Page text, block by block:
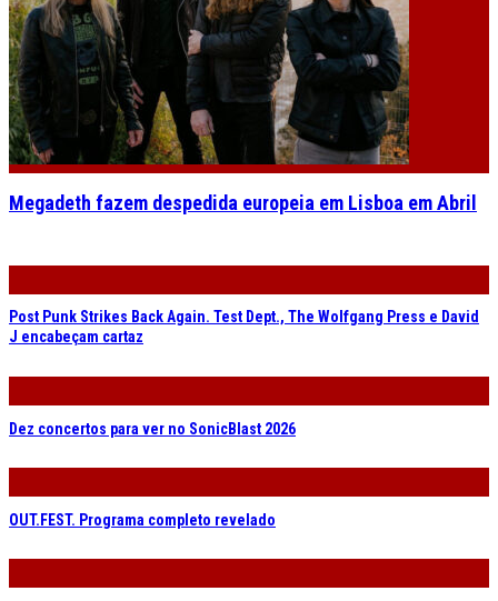
Megadeth fazem despedida europeia em Lisboa em Abril
Post Punk Strikes Back Again. Test Dept., The Wolfgang Press e David
J encabeçam cartaz
Dez concertos para ver no SonicBlast 2026
OUT.FEST. Programa completo revelado